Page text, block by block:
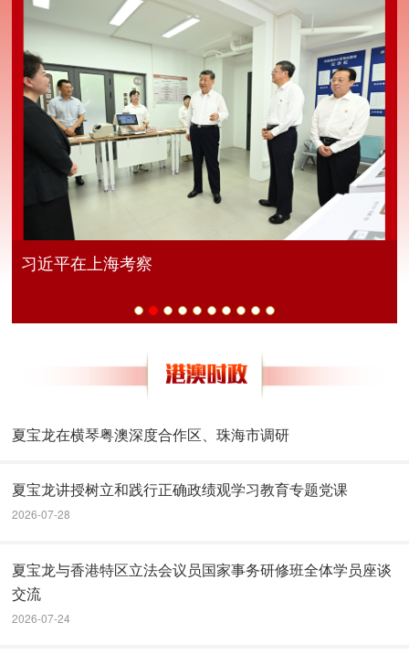
习近平在上海考察
夏宝龙在横琴粤澳深度合作区、珠海市调研
夏宝龙讲授树立和践行正确政绩观学习教育专题党课
2026-07-28
夏宝龙与香港特区立法会议员国家事务研修班全体学员座谈
交流
2026-07-24